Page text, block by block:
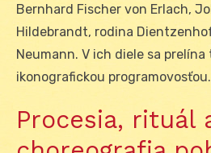
Bernhard Fischer von Erlach,
Hildebrandt, rodina
Neumann. V ich diele sa
ikonografickou programovosťou.
Procesia, rituál